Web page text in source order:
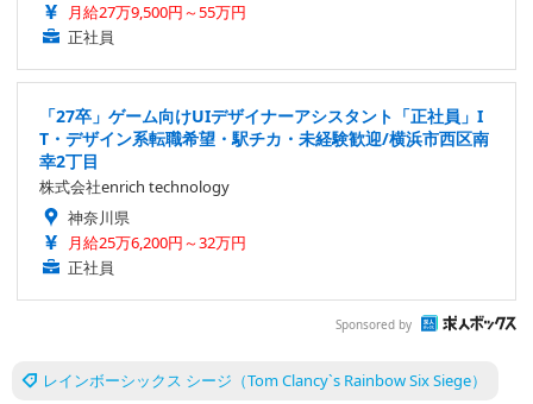
月給27万9,500円～55万円
正社員
「27卒」ゲーム向けUIデザイナーアシスタント「正社員」I
T・デザイン系転職希望・駅チカ・未経験歓迎/横浜市西区南
幸2丁目
株式会社enrich technology
神奈川県
月給25万6,200円～32万円
正社員
Sponsored by
レインボーシックス シージ（Tom Clancy`s Rainbow Six Siege）